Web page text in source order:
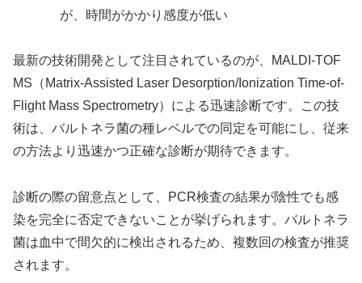
が、時間がかかり感度が低い
最新の技術開発として注目されているのが、MALDI-TOF
MS（Matrix-Assisted Laser Desorption/Ionization Time-of-
Flight Mass Spectrometry）による迅速診断です。この技
術は、バルトネラ菌の種レベルでの同定を可能にし、従来
の方法より迅速かつ正確な診断が期待できます。
診断の際の留意点として、PCR検査の結果が陰性でも感
染を完全に否定できないことが挙げられます。バルトネラ
菌は血中で間欠的に検出されるため、複数回の検査が推奨
されます。